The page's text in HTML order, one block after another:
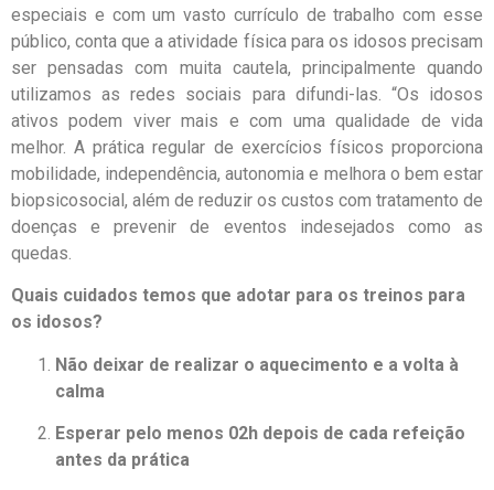
especiais e com um vasto currículo de trabalho com esse
público, conta que a atividade física para os idosos precisam
ser pensadas com muita cautela, principalmente quando
utilizamos as redes sociais para difundi-las. “Os idosos
ativos podem viver mais e com uma qualidade de vida
melhor. A prática regular de exercícios físicos proporciona
mobilidade, independência, autonomia e melhora o bem estar
biopsicosocial, além de reduzir os custos com tratamento de
doenças e prevenir de eventos indesejados como as
quedas.
Quais cuidados temos que adotar para os treinos para
os idosos?
Não deixar de realizar o aquecimento e a volta à
calma
Esperar pelo menos 02h depois de cada refeição
antes da prática